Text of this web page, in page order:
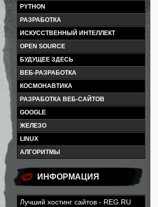
PYTHON
РАЗРАБОТКА
ИСКУССТВЕННЫЙ ИНТЕЛЛЕКТ
OPEN SOURCE
БУДУЩЕЕ ЗДЕСЬ
ВЕБ-РАЗРАБОТКА
КОСМОНАВТИКА
РАЗРАБОТКА ВЕБ-САЙТОВ
GOOGLE
ЖЕЛЕЗО
LINUX
АЛГОРИТМЫ
ИНФОРМАЦИЯ
Лучший хостинг сайтов - REG.RU